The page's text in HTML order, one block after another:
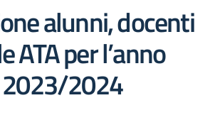
alunni, docenti
ATA per l’anno
2024